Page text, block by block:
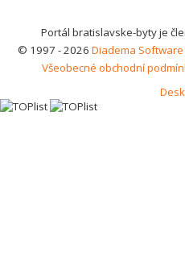
Portál bratislavske-byty je
© 1997 - 2026 Diadema Software
Všeobecné obchodní